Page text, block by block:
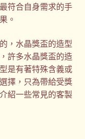
符合自身需求的手
。
，水晶獎盃的造型
許多水晶獎盃的造
是有著特殊含義或
擇，只為帶給受獎
紹一些常見的客製